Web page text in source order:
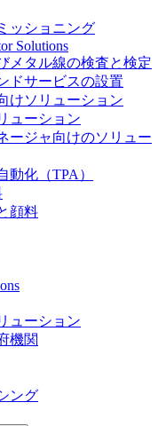
ッショニング
Solutions
メタル線の検査と検定
ドサービスの設置
けソリューション
ューション
ージャ向けのソリュー
動化（TPA）
顔料
ューション
機関
ング